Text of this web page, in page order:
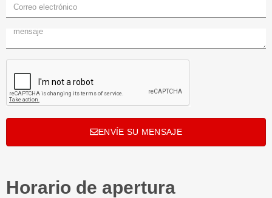
ENVÍE SU MENSAJE
Horario de apertura